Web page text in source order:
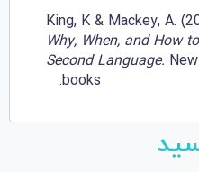
King, K & Mackey, A.
Why, When, and How
Second Language.
books.